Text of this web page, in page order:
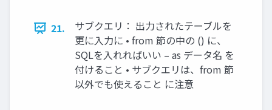
21.
サブクエリ： 出力されたテーブルを
更に入力に • from 節の中の () に、
SQLを入れればいい – as データ名 を
付けること • サブクエリは、from 節
以外でも使えること に注意